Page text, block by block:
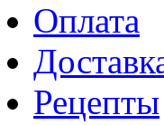
Оплата
Рецепты